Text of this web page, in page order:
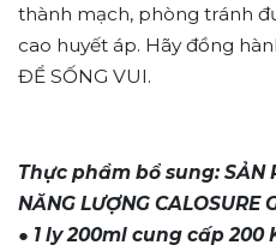
thành mạch, phòng tránh
cao huyết áp. Hãy đồng
ĐỂ SỐNG VUI.
Thực phẩm bổ sung: SẢN
NĂNG LƯỢNG CALOSURE
● 1 ly 200ml cung cấp 200